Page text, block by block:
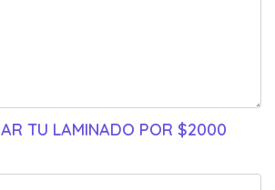
TU LAMINADO POR $2000